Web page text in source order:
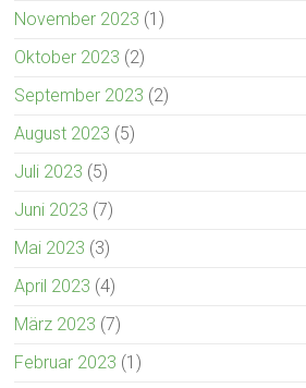
November 2023 (1)
Oktober 2023 (2)
September 2023 (2)
August 2023 (5)
Juli 2023 (5)
Juni 2023 (7)
Mai 2023 (3)
April 2023 (4)
März 2023 (7)
Februar 2023 (1)